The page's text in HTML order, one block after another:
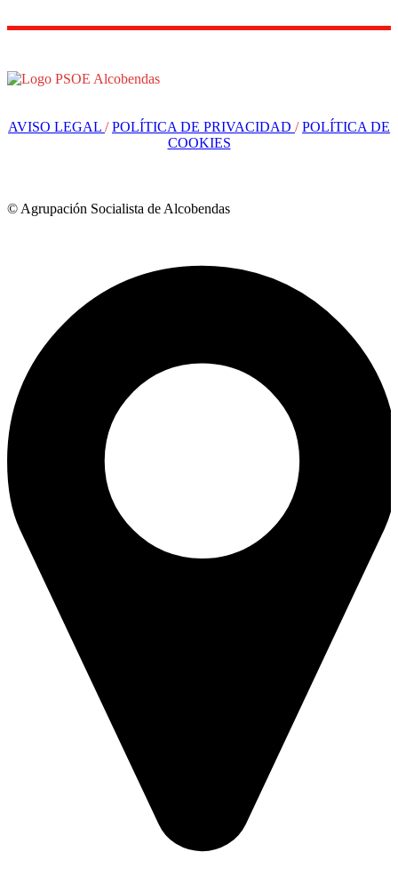
AVISO LEGAL /POLÍTICA DE PRIVACIDAD /POLÍTICA DE
COOKIES
© Agrupación Socialista de Alcobendas